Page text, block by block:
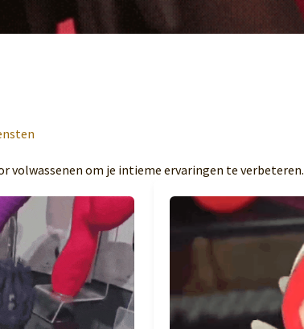
volwassenen om je intieme ervaringen te verbeteren.